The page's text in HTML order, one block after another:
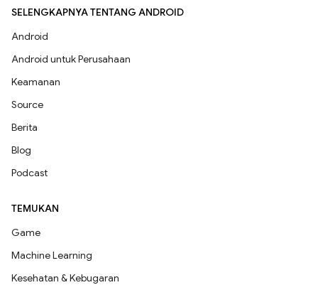
SELENGKAPNYA TENTANG ANDROID
Android
Android untuk Perusahaan
Keamanan
Source
Berita
Blog
Podcast
TEMUKAN
Game
Machine Learning
Kesehatan & Kebugaran